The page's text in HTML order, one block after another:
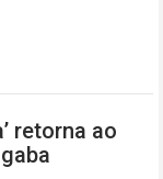
retorna ao